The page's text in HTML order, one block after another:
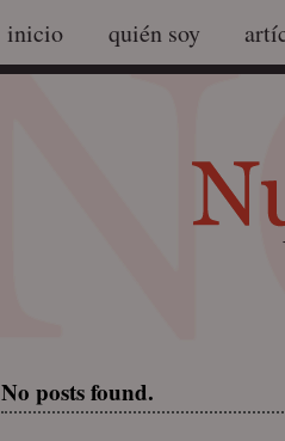
inicio quién soy
No posts found.